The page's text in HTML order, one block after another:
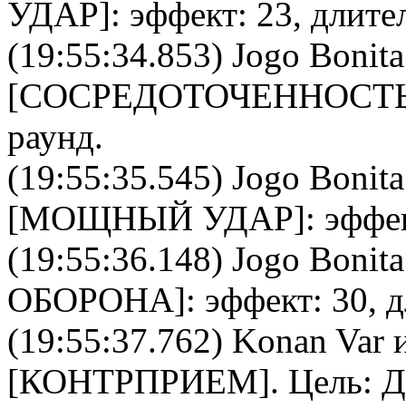
УДАР]: эффект: 23,
(19:55:34.853) Jogo Bonita
[
раунд.
(19:55:35.545) Jogo Bonita
[МОЩНЫЙ УДАР]:
(19:55:36.148) Jogo Bonita
ОБОРОНА]: эффект: 30,
(19:55:37.762) Konan Var
[КОНТРПРИЕМ]. Цель: